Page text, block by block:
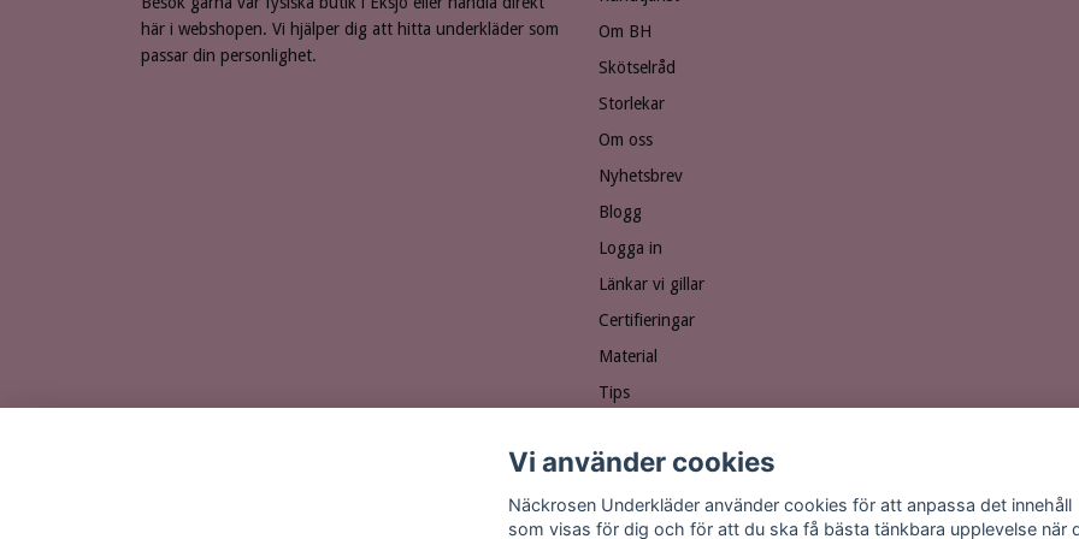
här i webshopen. Vi hjälper dig att hitta underkläder som
passar din personlighet.
Om BH
Skötselråd
Storlekar
Om oss
Nyhetsbrev
Blogg
Logga in
Länkar vi gillar
Certifieringar
Material
Tips
Personuppgiftspolicy
Vanliga frågor
Vi använder cookies
Näckrosen Underkläder använder cookies för att anpassa det innehåll
som visas för dig och för att du ska få bästa tänkbara upplevelse när